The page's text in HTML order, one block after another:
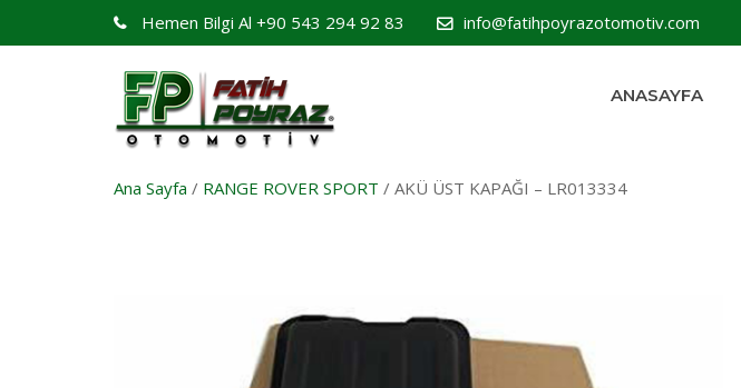
Hemen Bilgi Al +90 543 294 92 83 info@fatihpoyrazotomotiv.com
ANASAYFA
Ana Sayfa / RANGE ROVER SPORT / AKÜ ÜST KAPAĞI – LR013334